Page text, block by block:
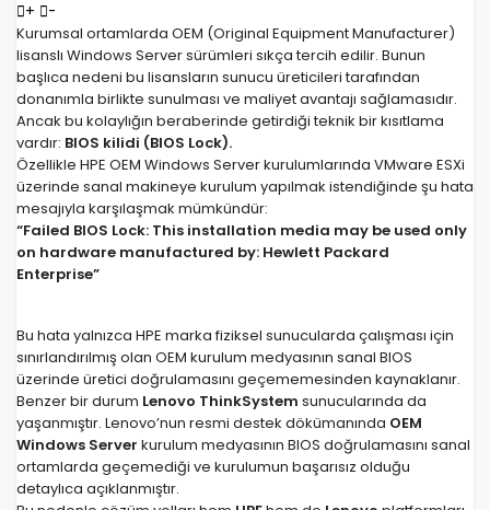
+
-
Kurumsal ortamlarda OEM (Original Equipment Manufacturer)
lisanslı Windows Server sürümleri sıkça tercih edilir. Bunun
başlıca nedeni bu lisansların sunucu üreticileri tarafından
donanımla birlikte sunulması ve maliyet avantajı sağlamasıdır.
Ancak bu kolaylığın beraberinde getirdiği teknik bir kısıtlama
vardır: BIOS kilidi (BIOS Lock).
Özellikle HPE OEM Windows Server kurulumlarında VMware ESXi
üzerinde sanal makineye kurulum yapılmak istendiğinde şu hata
mesajıyla karşılaşmak mümkündür:
“Failed BIOS Lock: This installation media may be used only
on hardware manufactured by: Hewlett Packard
Enterprise”
Bu hata yalnızca HPE marka fiziksel sunucularda çalışması için
sınırlandırılmış olan OEM kurulum medyasının sanal BIOS
üzerinde üretici doğrulamasını geçememesinden kaynaklanır.
Benzer bir durum Lenovo ThinkSystem sunucularında da
yaşanmıştır. Lenovo’nun resmi destek dökümanında OEM
Windows Server kurulum medyasının BIOS doğrulamasını sanal
ortamlarda geçemediği ve kurulumun başarısız olduğu
detaylıca açıklanmıştır.